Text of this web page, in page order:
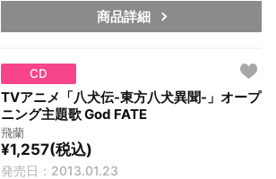
商品詳細
CD
TVアニメ「八犬伝-東方八犬異聞-」オープ
ニング主題歌 God FATE
飛蘭
¥1,257(税込)
発売日：2013.01.23